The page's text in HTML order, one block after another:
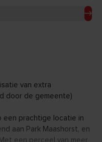
van extra
door de gemeente)
een prachtige locatie in
aan Park Maashorst, en
een perceel van meer